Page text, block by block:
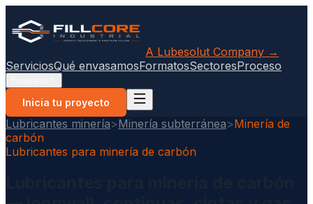
A Lubesolut Company →
ServiciosQué envasamosFormatosSectoresProceso
Inicia tu proyecto
Lubricantes minería>Minería subterránea>Minería de
carbón
Lubricantes para minería de carbón